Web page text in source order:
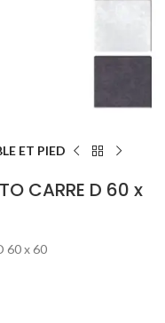
ET PIED
CARRE D 60 x
60 x 60